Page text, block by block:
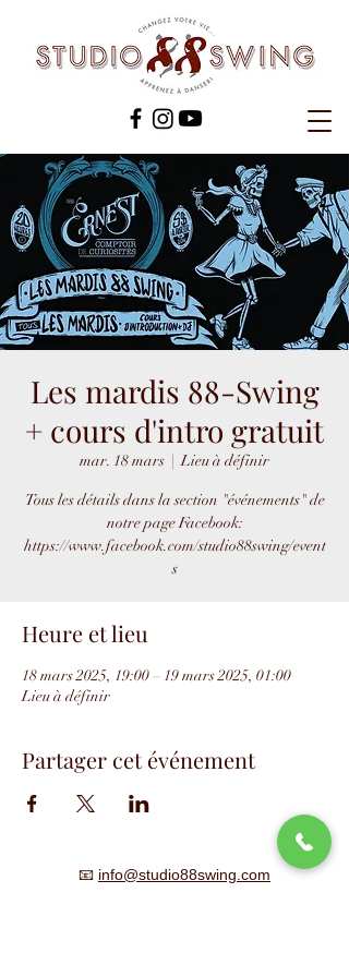
Les mardis 88-Swing
+ cours d'intro gratuit
mar. 18 mars
  |
Lieu à définir
Tous les détails dans la section "événements" de
notre page Facebook:
https://www.facebook.com/studio88swing/event
s
Heure et lieu
18 mars 2025, 19:00 – 19 mars 2025, 01:00
Lieu à définir
Partager cet événement
📧 info@studio88swing.com